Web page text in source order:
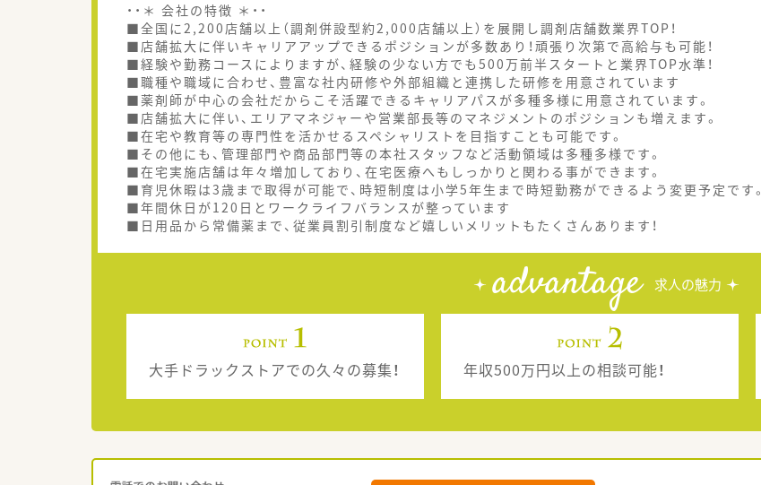
・・＊ 会社の特徴 ＊・・
■全国に2,200店舗以上（調剤併設型約2,000店舗以上）を展開し調剤店舗数業界TOP！
■店舗拡大に伴いキャリアアップできるポジションが多数あり！頑張り次第で高給与も可能！
■経験や勤務コースによりますが、経験の少ない方でも500万前半スタートと業界TOP水準！
■職種や職域に合わせ、豊富な社内研修や外部組織と連携した研修を用意されています
■薬剤師が中心の会社だからこそ活躍できるキャリアパスが多種多様に用意されています。
■店舗拡大に伴い、エリアマネジャーや営業部長等のマネジメントのポジションも増えます。
■在宅や教育等の専門性を活かせるスペシャリストを目指すことも可能です。
■その他にも、管理部門や商品部門等の本社スタッフなど活動領域は多種多様です。
■在宅実施店舗は年々増加しており、在宅医療へもしっかりと関わる事ができます。
■育児休暇は3歳まで取得が可能で、時短制度は小学5年生まで時短勤務ができるよう変更予定です。
■年間休日が120日とワークライフバランスが整っています
■日用品から常備薬まで、従業員割引制度など嬉しいメリットもたくさんあります！
advantage 求人の魅力
大手ドラックストアでの久々の募集！ 年収500万円以上の相談可能！